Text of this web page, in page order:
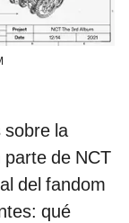
sobre la
de NCT
del fandom
qué